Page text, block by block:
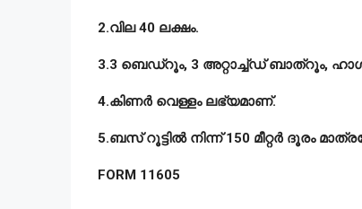
2.വില 40 ലക്ഷം.
3.3 ബെഡ്റൂം, 3 അറ്റാച്ച്ഡ് ബാത്റൂം,
4.കിണർ വെള്ളം ലഭ്യമാണ്.
5.ബസ് റൂട്ടിൽ നിന്ന് 150 മീറ്റർ ദൂരം
FORM 11605